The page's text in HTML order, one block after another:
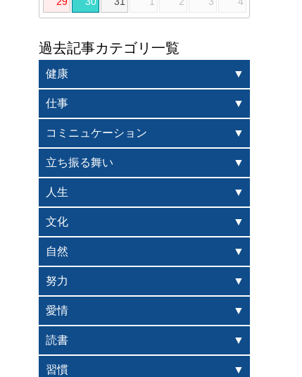
過去記事カテゴリ一覧
健康
仕事
コミニュケーション
立ち振る舞い
人生
文化
自然
努力
愛情
読書
習慣